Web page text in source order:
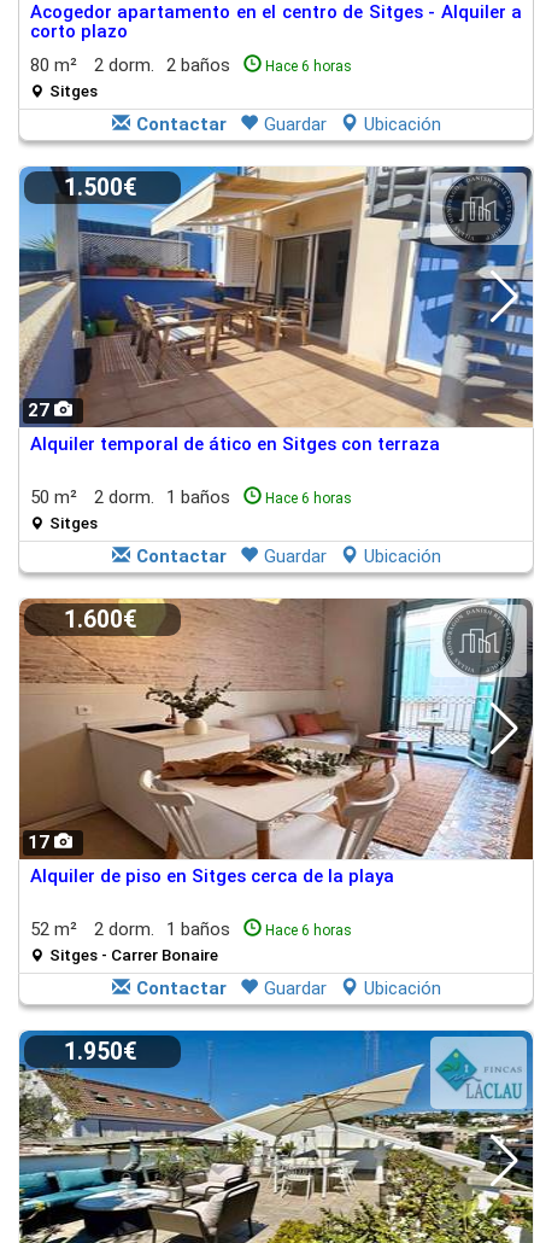
Acogedor apartamento en el centro de Sitges - Alquiler a
corto plazo
80 m²
2 dorm. 2 baños Hace 6 horas
Sitges
Contactar Guardar Ubicación
27
1.500€
Alquiler temporal de ático en Sitges con terraza
50 m² 2 dorm. 1 baños Hace 6 horas
Sitges
Contactar Guardar Ubicación
17
1.600€
Alquiler de piso en Sitges cerca de la playa
52 m² 2 dorm. 1 baños Hace 6 horas
Sitges - Carrer Bonaire
Contactar Guardar Ubicación
1.950€